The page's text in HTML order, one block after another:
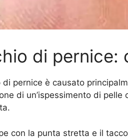
di pernice:
di pernice è causato
di un’ispessimento di
con la punta stretta e il